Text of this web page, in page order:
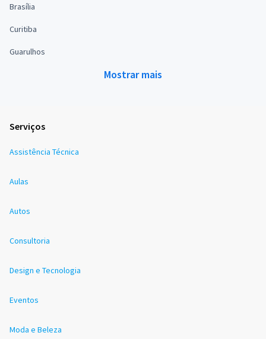
Brasília
Curitiba
Guarulhos
Mostrar mais
Serviços
Assistência Técnica
Aulas
Autos
Consultoria
Design e Tecnologia
Eventos
Moda e Beleza